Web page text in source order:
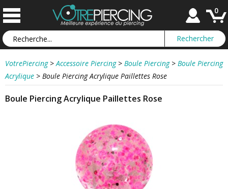
0
VotrePiercing > Accessoire Piercing > Boule Piercing > Boule Piercing
Acrylique > Boule Piercing Acrylique Paillettes Rose
Boule Piercing Acrylique Paillettes Rose